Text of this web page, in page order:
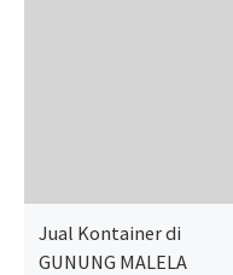
Jual Kontainer di
GUNUNG MALELA